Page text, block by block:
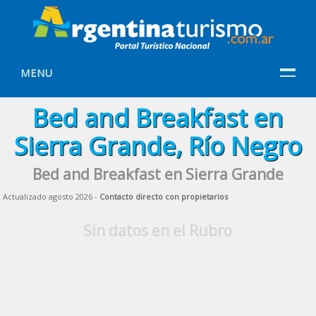
MENU
Bed and Breakfast en
Sierra Grande, Río Negro
Bed and Breakfast en Sierra Grande
Actualizado agosto 2026 - Contacto directo con propietarios
Sin datos en el Rubro